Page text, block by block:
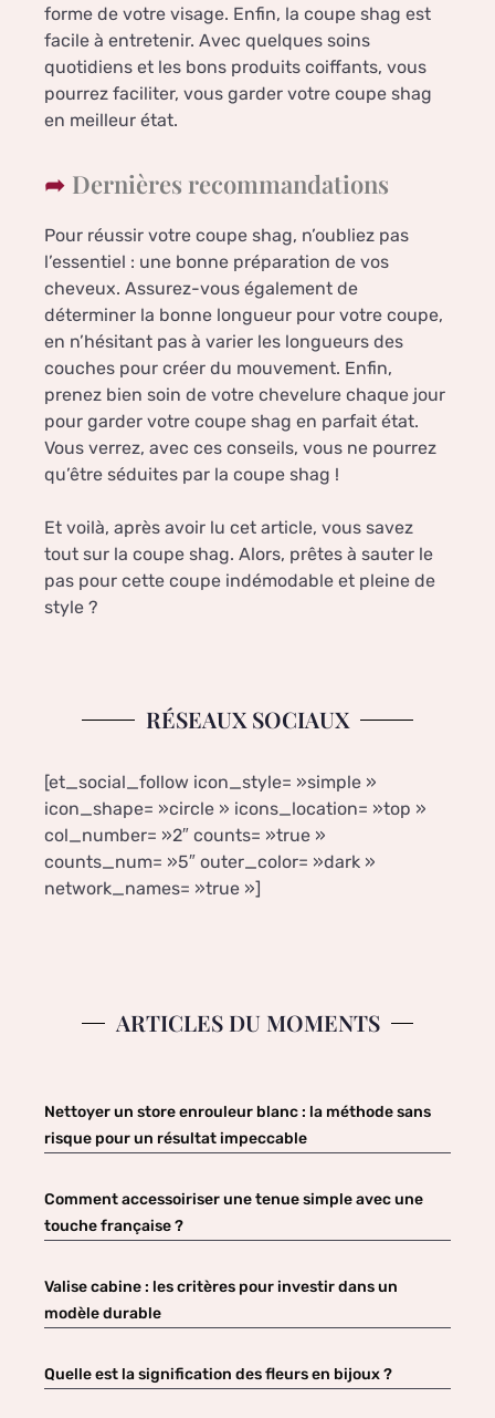
forme de votre visage. Enfin, la coupe shag est
facile à entretenir. Avec quelques soins
quotidiens et les bons produits coiffants, vous
pourrez faciliter, vous garder votre coupe shag
en meilleur état.
Dernières recommandations
Pour réussir votre coupe shag, n’oubliez pas
l’essentiel : une bonne préparation de vos
cheveux. Assurez-vous également de
déterminer la bonne longueur pour votre coupe,
en n’hésitant pas à varier les longueurs des
couches pour créer du mouvement. Enfin,
prenez bien soin de votre chevelure chaque jour
pour garder votre coupe shag en parfait état.
Vous verrez, avec ces conseils, vous ne pourrez
qu’être séduites par la coupe shag !
Et voilà, après avoir lu cet article, vous savez
tout sur la coupe shag. Alors, prêtes à sauter le
pas pour cette coupe indémodable et pleine de
style ?
RÉSEAUX SOCIAUX
[et_social_follow icon_style= »simple »
icon_shape= »circle » icons_location= »top »
col_number= »2″ counts= »true »
counts_num= »5″ outer_color= »dark »
network_names= »true »]
ARTICLES DU MOMENTS
Nettoyer un store enrouleur blanc : la méthode sans
risque pour un résultat impeccable
Comment accessoiriser une tenue simple avec une
touche française ?
Valise cabine : les critères pour investir dans un
modèle durable
Quelle est la signification des fleurs en bijoux ?